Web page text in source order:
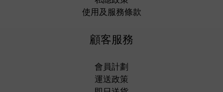
使用及服務條款
顧客服務
會員計劃
運送政策